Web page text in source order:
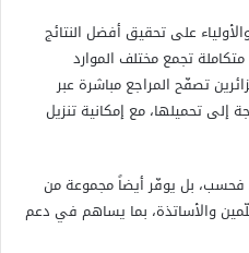
على تحقيق أفضل النتائج
تجمع مختلف الموارد
تصفّح المراجع مباشرة عبر
إلى تحميلها، مع إمكانية تنزيل
فحسب، بل يوفّر أيضاً مجموعة من
والأساتذة، بما يساهم في دعم